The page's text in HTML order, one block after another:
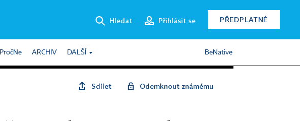
Hledat Přihlásit se PŘEDPLATNÉ
PročNe ARCHIV DALŠÍ BeNative
Sdílet Odemknout známému